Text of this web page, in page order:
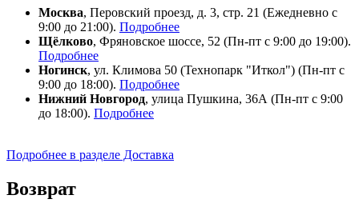
Москва, Перовский проезд, д. 3, стр. 21 (Ежедневно с
9:00 до 21:00). Подробнее
Щёлково, Фряновское шоссе, 52 (Пн-пт с 9:00 до 19:00).
Подробнее
Ногинск, ул. Климова 50 (​Технопарк "Иткол") (Пн-пт с
9:00 до 18:00). Подробнее
Нижний Новгород, улица Пушкина, 36А (Пн-пт с 9:00
до 18:00). Подробнее
Подробнее в разделе Доставка
Возврат